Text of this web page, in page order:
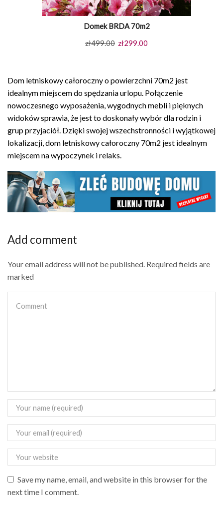
Domek BRDA 70m2
zł499.00 Pierwotna
zł499.00.
zł299.00
zł299.00.
Dom letniskowy całoroczny o powierzchni 70m2 jest
idealnym miejscem do spędzania urlopu. Połączenie
nowoczesnego wyposażenia, wygodnych mebli i pięknych
widoków sprawia, że jest to doskonały wybór dla rodzin i
grup przyjaciół. Dzięki swojej wszechstronności i wyjątkowej
lokalizacji, dom letniskowy całoroczny 70m2 jest idealnym
miejscem na wypoczynek i relaks.
Add comment
Your email address will not be published. Required fields are
marked
Save my name, email, and website in this browser for the
next time I comment.